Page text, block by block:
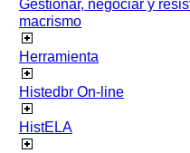
Gestionar, negociar y
macrismo
Herramienta
Histedbr On-line
HistELA